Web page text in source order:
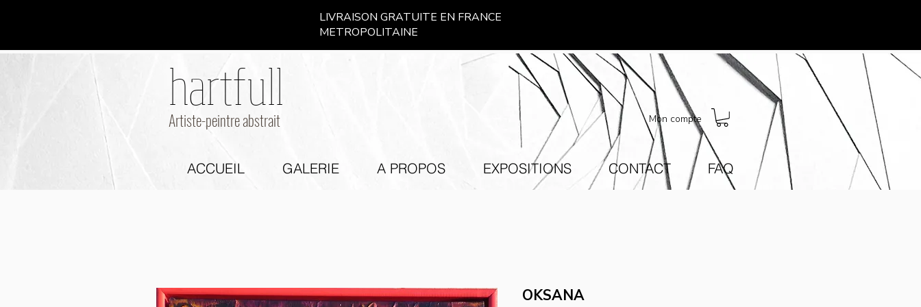
LIVRAISON GRATUITE EN FRANCE
METROPOLITAINE
Artiste-peintre abstrait
hartfull
hartfull
Mon compte
ACCUEIL GALERIE A PROPOS EXPOSITIONS CONTACT FAQ
OKSANA